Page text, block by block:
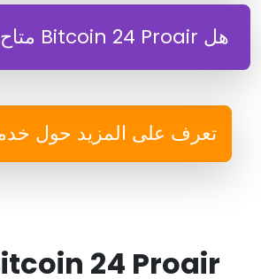
هل Bitcoin 24 Proair متاح للجميع؟
تعرف على المزيد حول